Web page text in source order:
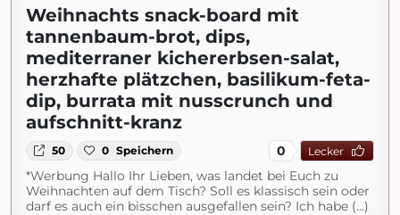
Weihnachts snack-board mit
tannenbaum-brot, dips,
mediterraner kichererbsen-salat,
herzhafte plätzchen, basilikum-feta-
dip, burrata mit nusscrunch und
aufschnitt-kranz
50 0 Speichern 0 Lecker
*Werbung Hallo Ihr Lieben, was landet bei Euch zu
Weihnachten auf dem Tisch? Soll es klassisch sein oder
darf es auch ein bisschen ausgefallen sein? Ich habe (...)